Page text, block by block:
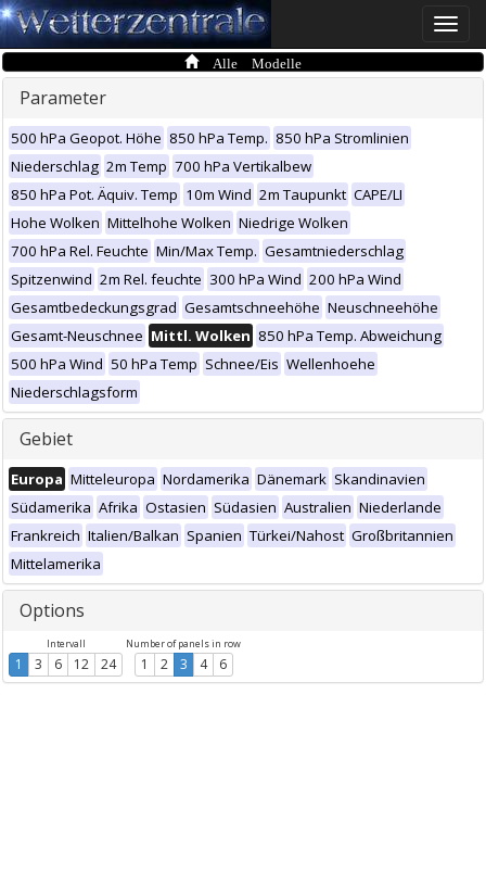
Toggle
Alle Modelle
Parameter
500 hPa Geopot. Höhe 850 hPa Temp. 850 hPa Stromlinien
Niederschlag 2m Temp 700 hPa Vertikalbew
850 hPa Pot. Äquiv. Temp 10m Wind 2m Taupunkt CAPE/LI
Hohe Wolken Mittelhohe Wolken Niedrige Wolken
700 hPa Rel. Feuchte Min/Max Temp. Gesamtniederschlag
Spitzenwind 2m Rel. feuchte 300 hPa Wind 200 hPa Wind
Gesamtbedeckungsgrad Gesamtschneehöhe Neuschneehöhe
Gesamt-Neuschnee Mittl. Wolken 850 hPa Temp. Abweichung
500 hPa Wind 50 hPa Temp Schnee/Eis Wellenhoehe
Niederschlagsform
Gebiet
Europa Mitteleuropa Nordamerika Dänemark Skandinavien
Südamerika Afrika Ostasien Südasien Australien Niederlande
Frankreich Italien/Balkan Spanien Türkei/Nahost Großbritannien
Mittelamerika
Options
Intervall
1 3 6 12 24
Number of panels in row
1 2 3 4 6